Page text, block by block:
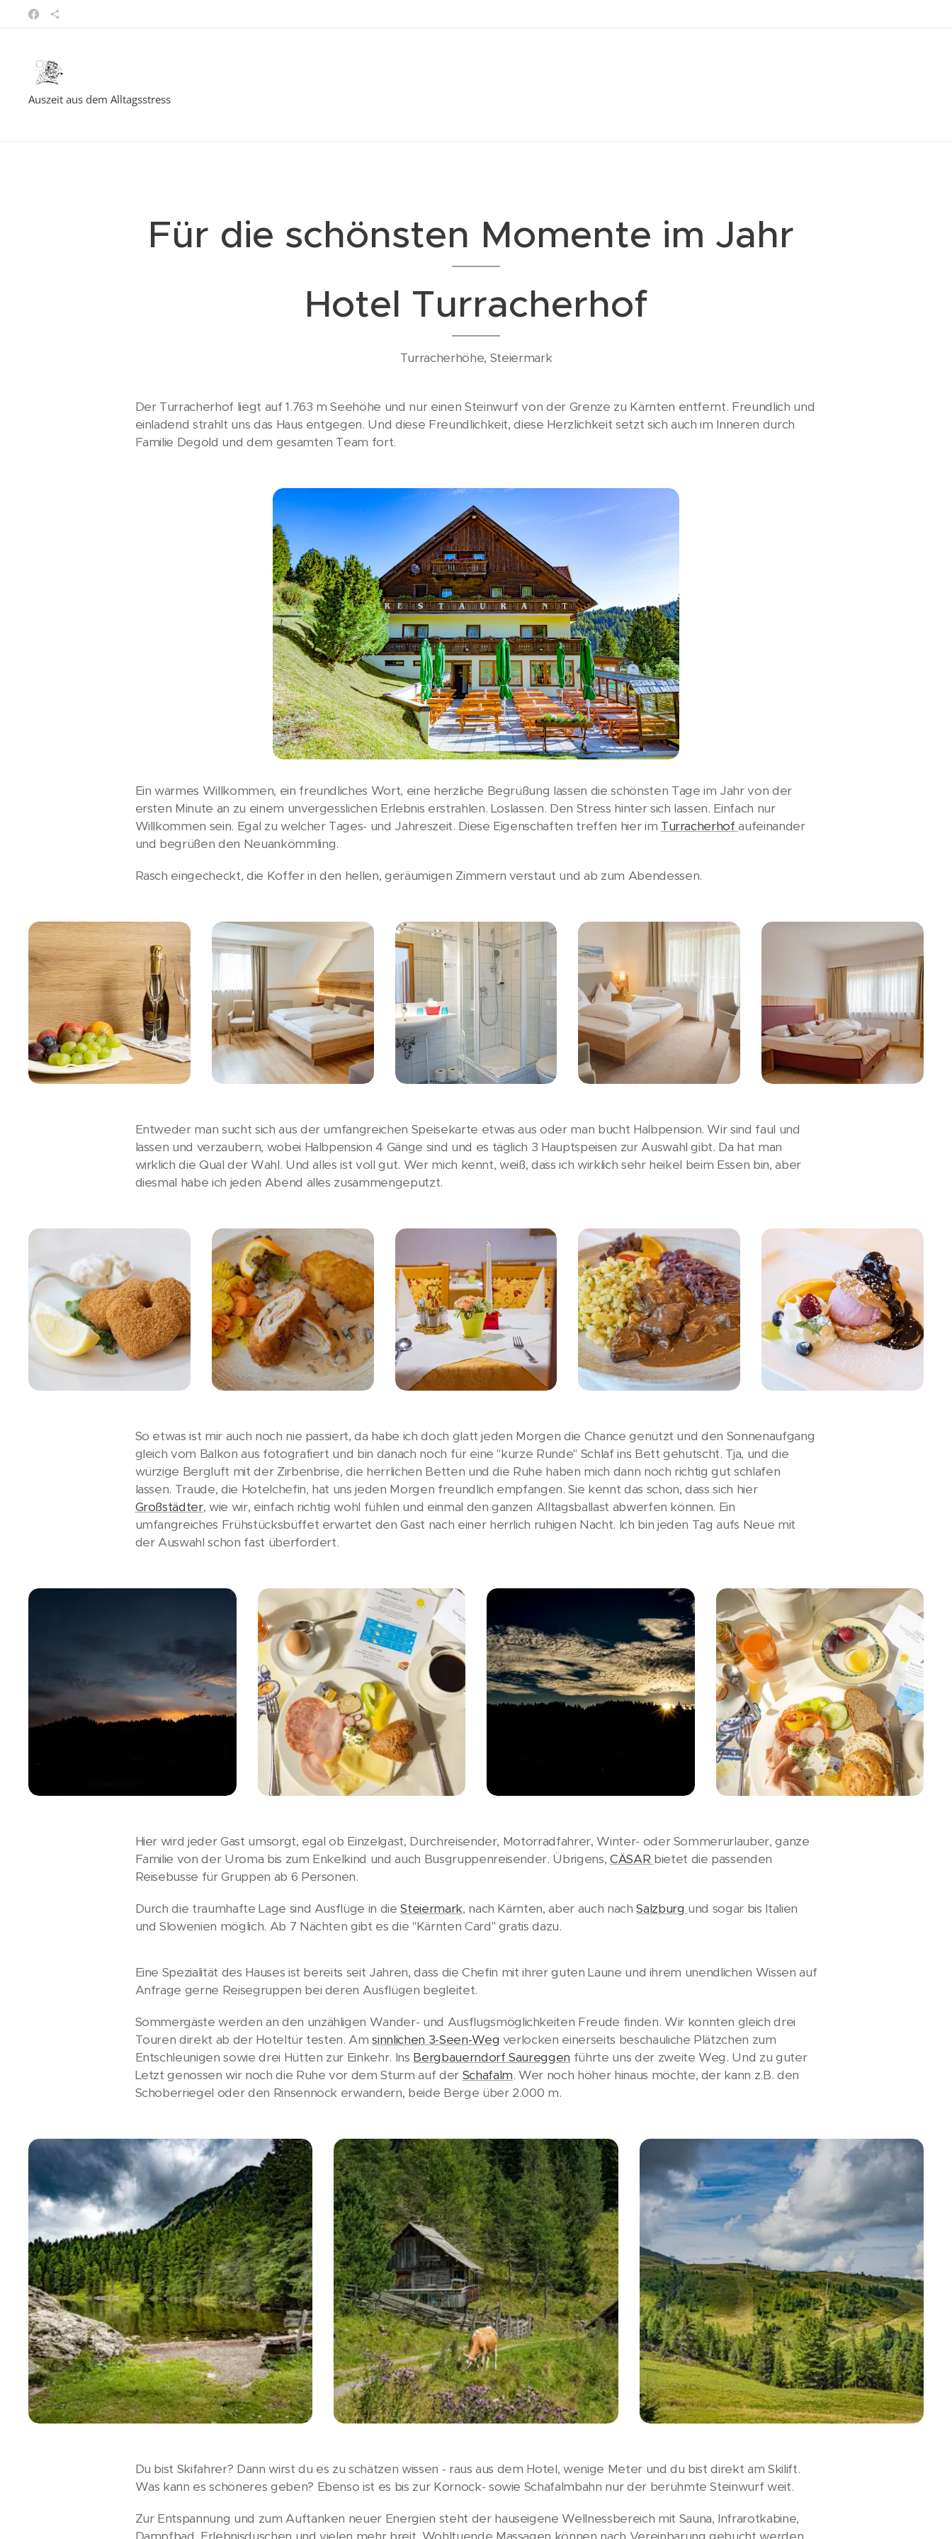
Auszeit aus dem Alltagsstress
Für die schönsten Momente im Jahr
Hotel Turracherhof
Turracherhöhe, Steiermark
Der Turracherhof liegt auf 1.763 m Seehöhe und nur einen Steinwurf von der Grenze zu Kärnten entfernt. Freundlich und
einladend strahlt uns das Haus entgegen. Und diese Freundlichkeit, diese Herzlichkeit setzt sich auch im Inneren durch
Familie Degold und dem gesamten Team fort.
Ein warmes Willkommen, ein freundliches Wort, eine herzliche Begrüßung lassen die schönsten Tage im Jahr von der
ersten Minute an zu einem unvergesslichen Erlebnis erstrahlen. Loslassen. Den Stress hinter sich lassen. Einfach nur
Willkommen sein. Egal zu welcher Tages- und Jahreszeit. Diese Eigenschaften treffen hier im Turracherhofaufeinander
und begrüßen den Neuankömmling.
Rasch eingecheckt, die Koffer in den hellen, geräumigen Zimmern verstaut und ab zum Abendessen.
Entweder man sucht sich aus der umfangreichen Speisekarte etwas aus oder man bucht Halbpension. Wir sind faul und
lassen und verzaubern, wobei Halbpension 4 Gänge sind und es täglich 3 Hauptspeisen zur Auswahl gibt. Da hat man
wirklich die Qual der Wahl. Und alles ist voll gut. Wer mich kennt, weiß, dass ich wirklich sehr heikel beim Essen bin, aber
diesmal habe ich jeden Abend alles zusammengeputzt.
So etwas ist mir auch noch nie passiert, da habe ich doch glatt jeden Morgen die Chance genützt und den Sonnenaufgang
gleich vom Balkon aus fotografiert und bin danach noch für eine "kurze Runde" Schlaf ins Bett gehutscht. Tja, und die
würzige Bergluft mit der Zirbenbrise, die herrlichen Betten und die Ruhe haben mich dann noch richtig gut schlafen
lassen. Traude, die Hotelchefin, hat uns jeden Morgen freundlich empfangen. Sie kennt das schon, dass sich hier
Großstädter, wie wir, einfach richtig wohl fühlen und einmal den ganzen Alltagsballast abwerfen können. Ein
umfangreiches Frühstücksbüffet erwartet den Gast nach einer herrlich ruhigen Nacht. Ich bin jeden Tag aufs Neue mit
der Auswahl schon fast überfordert.
Hier wird jeder Gast umsorgt, egal ob Einzelgast, Durchreisender, Motorradfahrer, Winter- oder Sommerurlauber, ganze
Familie von der Uroma bis zum Enkelkind und auch Busgruppenreisender. Übrigens, CÄSAR bietet die passenden
Reisebusse für Gruppen ab 6 Personen.
Durch die traumhafte Lage sind Ausflüge in dieSteiermark, nach Kärnten, aber auch nachSalzburg und sogar bis Italien
und Slowenien möglich. Ab 7 Nächten gibt es die "Kärnten Card" gratis dazu.
Eine Spezialität des Hauses ist bereits seit Jahren, dass die Chefin mit ihrer guten Laune und ihrem unendlichen Wissen auf
Anfrage gerne Reisegruppen bei deren Ausflügen begleitet.
Sommergäste werden an den unzähligen Wander- und Ausflugsmöglichkeiten Freude finden. Wir konnten gleich drei
Touren direkt ab der Hoteltür testen. Amsinnlichen 3-Seen-Weg verlocken einerseits beschauliche Plätzchen zum
Entschleunigen sowie drei Hütten zur Einkehr. Ins Bergbauerndorf Saureggen führte uns der zweite Weg. Und zu guter
Letzt genossen wir noch die Ruhe vor dem Sturm auf der Schafalm. Wer noch höher hinaus möchte, der kann z.B. den
Schoberriegel oder den Rinsennock erwandern, beide Berge über 2.000 m.
Du bist Skifahrer? Dann wirst du es zu schätzen wissen - raus aus dem Hotel, wenige Meter und du bist direkt am Skilift.
Was kann es schöneres geben? Ebenso ist es bis zur Kornock- sowie Schafalmbahn nur der berühmte Steinwurf weit.
Zur Entspannung und zum Auftanken neuer Energien steht der hauseigene Wellnessbereich mit Sauna, Infrarotkabine,